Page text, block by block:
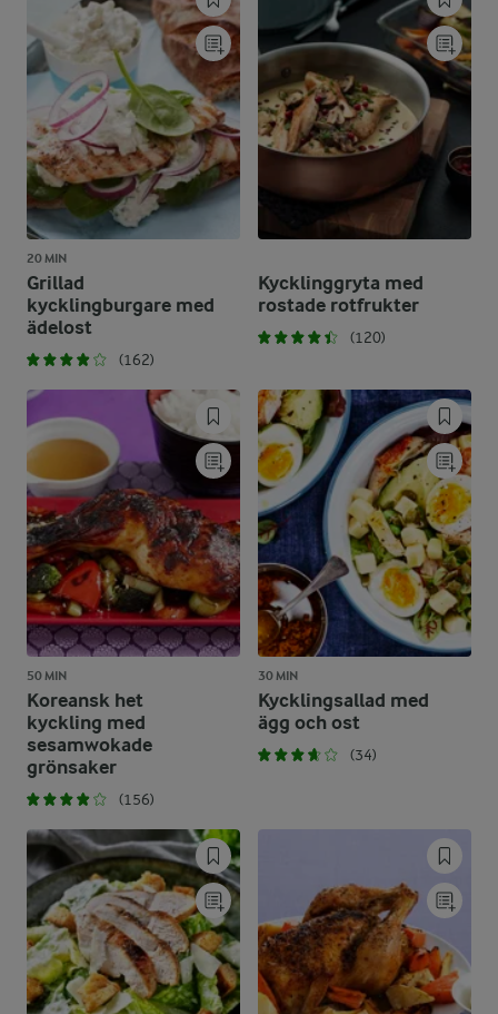
20 MIN
Grillad
kycklingburgare med
ädelost
(162)
Kycklinggryta med
rostade rotfrukter
(120)
50 MIN
Koreansk het
kyckling med
sesamwokade
grönsaker
(156)
30 MIN
Kycklingsallad med
ägg och ost
(34)